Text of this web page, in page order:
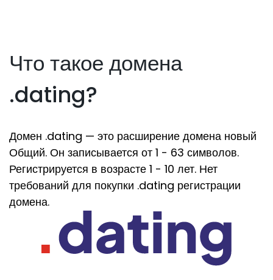
Что такое домена
.dating?
Домен .dating — это расширение домена новый
Общий. Он записывается от 1 - 63 символов.
Регистрируется в возрасте 1 - 10 лет. Нет
требований для покупки .dating регистрации
домена.